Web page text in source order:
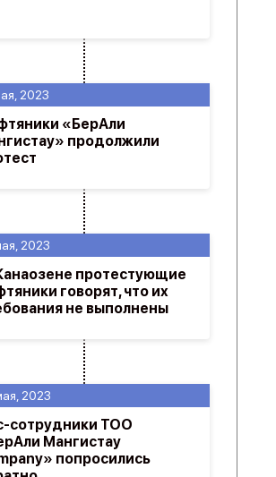
2023
сотрудники ТОО
Мангистау
попросились
2023
протестующие
говорят, что их
не выполнены
2023
«БерАли
продолжили